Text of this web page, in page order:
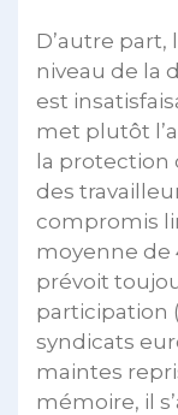
D’autre part,
niveau de la
est
met plutôt
la protection
des
compromis
moyenne de
prévoit
participation
syndicats
maintes
mémoire, il